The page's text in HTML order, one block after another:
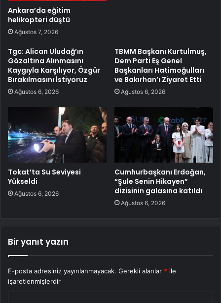
Ankara’da eğitim
helikopteri düştü
Ağustos 7, 2026
Tgc: Alican Uludağ’ın
Gözaltına Alınmasını
Kaygıyla Karşılıyor, Özgür
Bırakılmasını İstiyoruz
Ağustos 6, 2026
TBMM Başkanı Kurtulmuş,
Dem Parti Eş Genel
Başkanları Hatimoğulları
ve Bakırhan’ı Ziyaret Etti
Ağustos 6, 2026
Tokat’ta Su Seviyesi
Yükseldi
Ağustos 6, 2026
Cumhurbaşkanı Erdoğan,
“Şule Senin Hikayen”
dizisinin galasına katıldı
Ağustos 6, 2026
Bir yanıt yazın
E-posta adresiniz yayınlanmayacak. Gerekli alanlar * ile
işaretlenmişlerdir